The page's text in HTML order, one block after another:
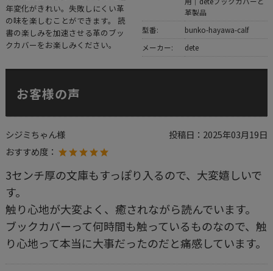
年変化がきれい。失敗しにくい革
の味を楽しむことができます。 読
書の楽しみを加速させる革のブッ
クカバーをお楽しみください。
革製品
型番:
bunko-hayawa-calf
メーカー:
dete
お客様の声
シジミちゃん様 投稿日： 2025年03月19日
おすすめ度：
3センチ厚の文庫もすっぽり入るので、大変嬉しいで
す。
触り心地が大変よく、癒されながら読んでいます。
ブックカバーって何時間も触っているものなので、触
り心地って本当に大事だったのだと痛感しています。